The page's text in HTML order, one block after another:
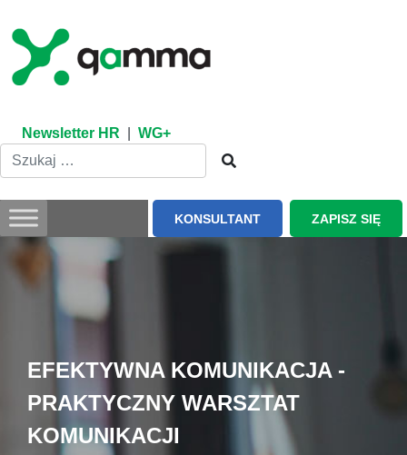
content
Newsletter HR WG+
KONSULTANT ZAPISZ SIĘ
EFEKTYWNA KOMUNIKACJA -
PRAKTYCZNY WARSZTAT
KOMUNIKACJI